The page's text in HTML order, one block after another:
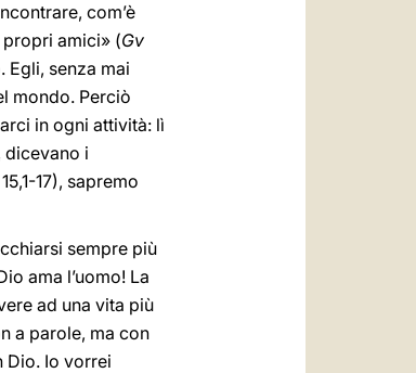
com’è
propri amici» (Gv
Egli, senza mai
mondo. Perciò
in ogni attività: lì
dicevano i
15,1-17), sapremo
sempre più
ama l’uomo! La
ad una vita più
a parole, ma con
Dio. Io vorrei